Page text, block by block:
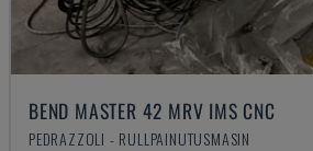
BEND MASTER 42 MRV IMS CNC
PEDRAZZOLI - RULLPAINUTUSMASIN